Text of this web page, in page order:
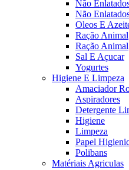
Não
Não
Oleos E
Ração Animal
Ração Animal
Sal E Açucar
Yogurtes
Higiene E Limpeza
Amaciador
Aspiradores
Detergente
Higiene
Limpeza
Papel
Polibans
Matériais Agriculas